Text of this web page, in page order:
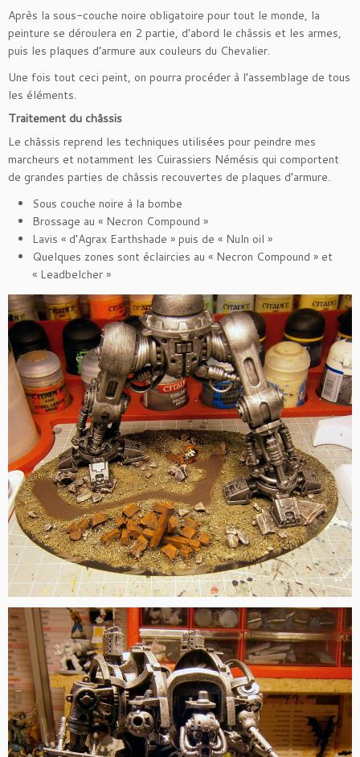
Après la sous-couche noire obligatoire pour tout le monde, la
peinture se déroulera en 2 partie, d’abord le châssis et les armes,
puis les plaques d’armure aux couleurs du Chevalier.
Une fois tout ceci peint, on pourra procéder à l’assemblage de tous
les éléments.
Traitement du châssis
Le châssis reprend les techniques utilisées pour peindre mes
marcheurs et notamment les Cuirassiers Némésis qui comportent
de grandes parties de châssis recouvertes de plaques d’armure.
Sous couche noire à la bombe
Brossage au « Necron Compound »
Lavis « d’Agrax Earthshade » puis de « Nuln oil »
Quelques zones sont éclaircies au « Necron Compound » et
« Leadbelcher »